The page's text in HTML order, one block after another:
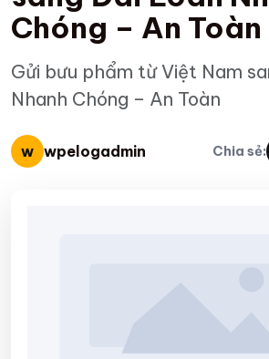
Chóng – An Toàn
Gửi bưu phẩm từ Việt Nam
Nhanh Chóng – An Toàn
w wpelogadmin Chia sẻ: